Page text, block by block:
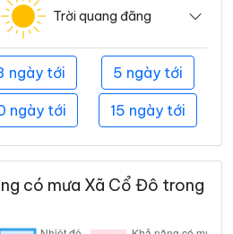
Trời quang đãng
ngày tới 5 ngày tới
ngày tới 15 ngày tới
có mưa Xã Cổ Đô trong